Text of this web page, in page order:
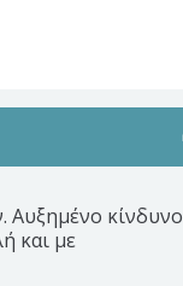
Αυξημένο κίνδυνο
και με